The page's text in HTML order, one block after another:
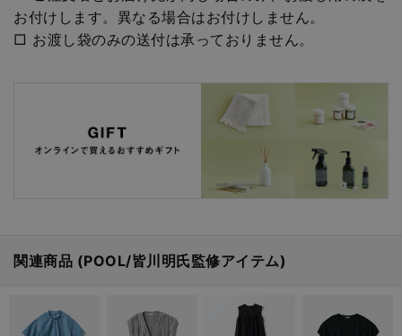
お付けします。異なる場合はお付けしません。
□ お渡し袋のみの送付は承っておりません。
関連商品 (POOL/皆川明氏監修アイテム)